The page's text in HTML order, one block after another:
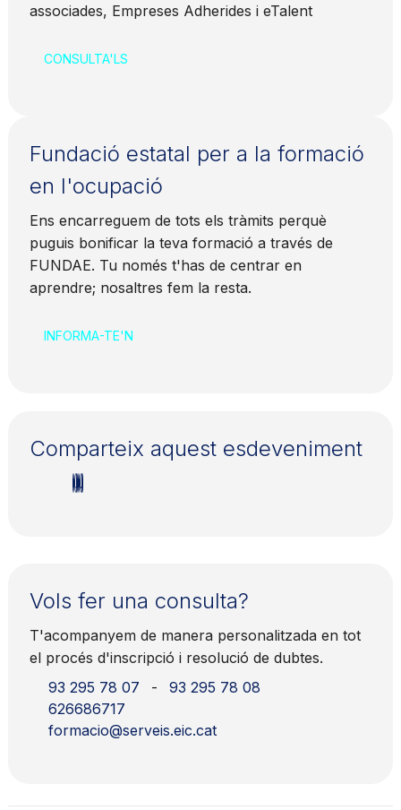
associades, Empreses Adherides i eTalent
CONSULTA'LS
Fundació estatal per a la formació
en l'ocupació
Ens encarreguem de tots els tràmits perquè
puguis bonificar la teva formació a través de
FUNDAE. Tu només t'has de centrar en
aprendre; nosaltres fem la resta.
INFORMA-TE'N
Vols fer una consulta?
T'acompanyem de manera personalitzada en tot
el procés d'inscripció i resolució de dubtes.
93 295 78 07
-
93 295 78 08
626686717
formacio@serveis.eic.cat
Comparteix aquest esdeveniment